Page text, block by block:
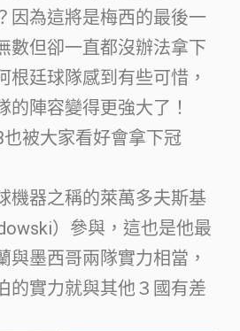
因為這將是梅西的最後一
數但卻一直都沒辦法拿下
根廷球隊感到有些可惜，
的陣容變得更強大了！
被大家看好會拿下冠
機器之稱的萊萬多夫斯基
）參與，這也是他最
與墨西哥兩隊實力相當，
實力就與其他３國有差